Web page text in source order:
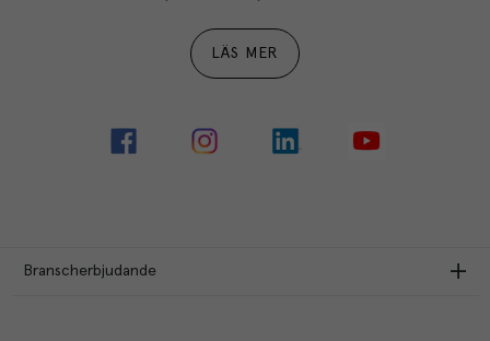
LÄS MER
Branscherbjudande